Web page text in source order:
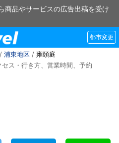
商品やサービスの広告出稿を受け
都市変更
/ 浦東地区 / 雍頤庭
ス・行き方、営業時間、予約